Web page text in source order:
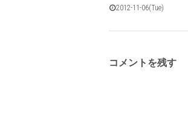
2012-11-06(Tue)
コメントを残す